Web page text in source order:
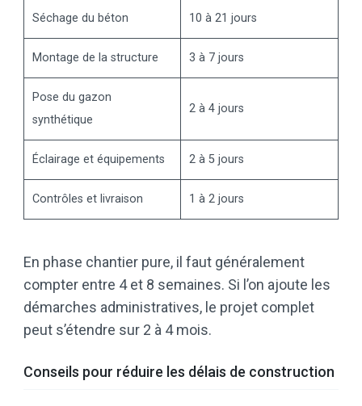
Séchage du béton 10 à 21 jours
Montage de la structure 3 à 7 jours
Pose du gazon
synthétique
2 à 4 jours
Éclairage et équipements 2 à 5 jours
Contrôles et livraison 1 à 2 jours
En phase chantier pure, il faut généralement
compter entre 4 et 8 semaines. Si l’on ajoute les
démarches administratives, le projet complet
peut s’étendre sur 2 à 4 mois.
Conseils pour réduire les délais de construction